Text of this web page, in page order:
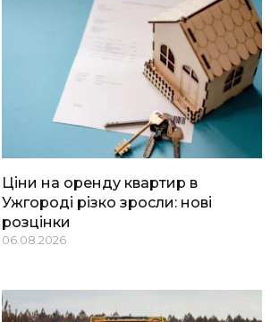
Ціни на оренду квартир в
Ужгороді різко зросли: нові
розцінки
06.08.2026